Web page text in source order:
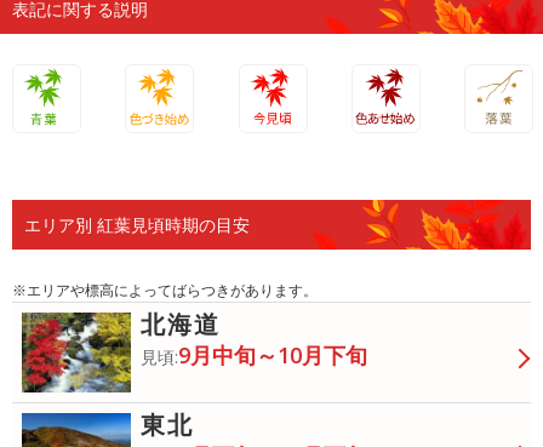
表記に関する説明
エリア別 紅葉見頃時期の目安
※エリアや標高によってばらつきがあります。
北海道
見頃:9月中旬～10月下旬
東北